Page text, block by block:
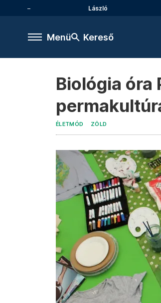
László
Menü Kereső
Biológia óra
ÉLETMÓD ZÖLD